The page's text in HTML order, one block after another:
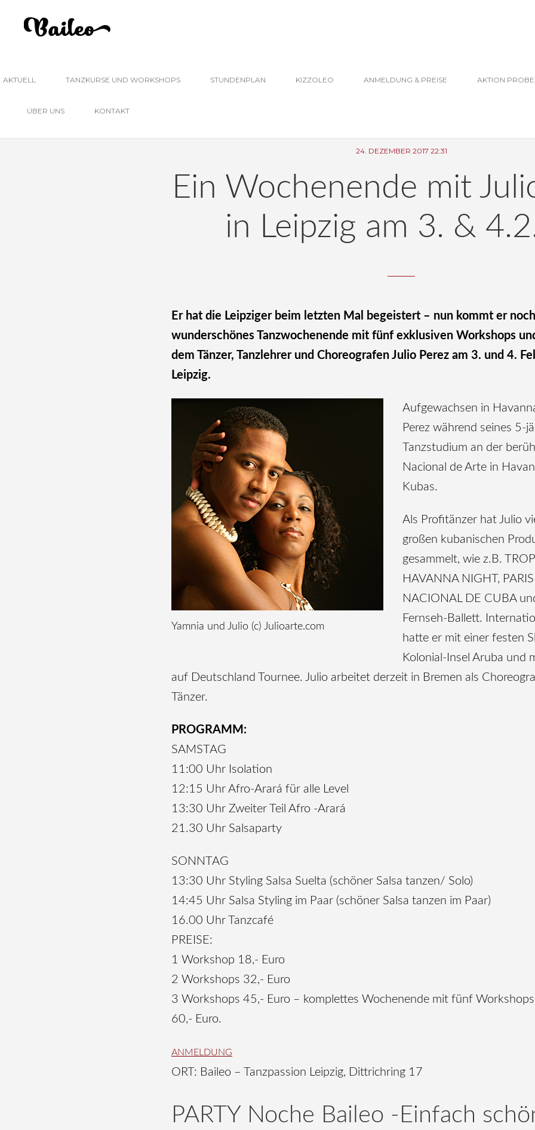
AKTUELL TANZKURSE UND WORKSHOPS STUNDENPLAN KIZZOLEO ANMELDUNG & PREISE AKTION
ÜBER UNS KONTAKT
24. DEZEMBER 2017 22:31
Ein Wochenende mit
in Leipzig am 3. &
Er hat die Leipziger beim letzten Mal begeistert – nun kommt er
wunderschönes Tanzwochenende mit fünf exklusiven Workshops
dem Tänzer, Tanzlehrer und Choreografen Julio Perez am 3. und 4.
Leipzig.
Yamnia und Julio (c) Julioarte.com
Aufgewachsen in
Perez während seines 5-
Tanzstudium an der
Nacional de Arte in
Kubas.
Als Profitänzer hat Julio
großen kubanischen
gesammelt, wie z.B.
HAVANNA NIGHT,
NACIONAL DE CUBA
Fernseh-Ballett.
hatte er mit einer festen
Kolonial-Insel Aruba und
auf Deutschland Tournee. Julio arbeitet derzeit in Bremen als
Tänzer.
PROGRAMM:
SAMSTAG
11:00 Uhr Isolation
12:15 Uhr Afro-Arará für alle Level
13:30 Uhr Zweiter Teil Afro -Arará
21.30 Uhr Salsaparty
SONNTAG
13:30 Uhr Styling Salsa Suelta (schöner Salsa tanzen/ Solo)
14:45 Uhr Salsa Styling im Paar (schöner Salsa tanzen im Paar)
16.00 Uhr Tanzcafé
PREISE:
1 Workshop 18,- Euro
2 Workshops 32,- Euro
3 Workshops 45,- Euro – komplettes Wochenende mit fünf
60,- Euro.
ANMELDUNG
ORT: Baileo – Tanzpassion Leipzig, Dittrichring 17
PARTY Noche Baileo -Einfach